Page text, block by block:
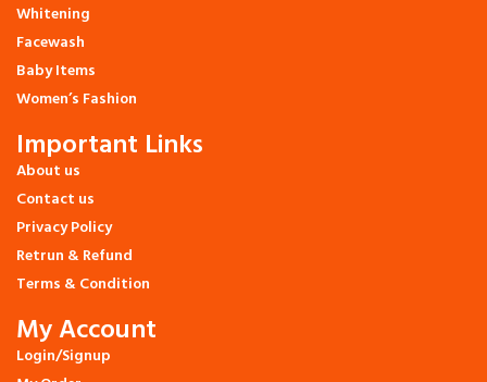
Whitening
Facewash
Baby Items
Women’s Fashion
Important Links
About us
Contact us
Privacy Policy
Retrun & Refund
Terms & Condition
My Account
Login/Signup